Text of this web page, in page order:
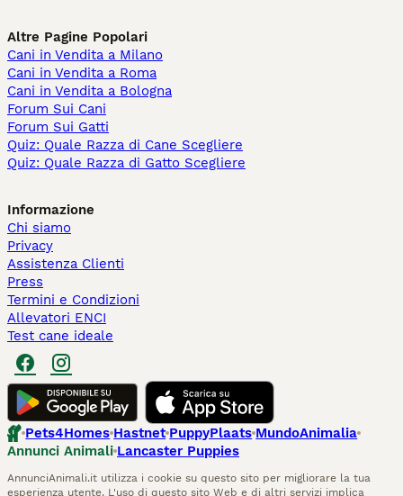
Altre Pagine Popolari
Cani in Vendita a Milano
Cani in Vendita a Roma
Cani in Vendita a Bologna
Forum Sui Cani
Forum Sui Gatti
Quiz: Quale Razza di Cane Scegliere
Quiz: Quale Razza di Gatto Scegliere
Informazione
Chi siamo
Privacy
Assistenza Clienti
Press
Termini e Condizioni
Allevatori ENCI
Test cane ideale
Pets4Homes Hastnet PuppyPlaats MundoAnimalia
Annunci Animali Lancaster Puppies
AnnunciAnimali.it utilizza i cookie su questo sito per migliorare la tua
esperienza utente. L'uso di questo sito Web e di altri servizi implica